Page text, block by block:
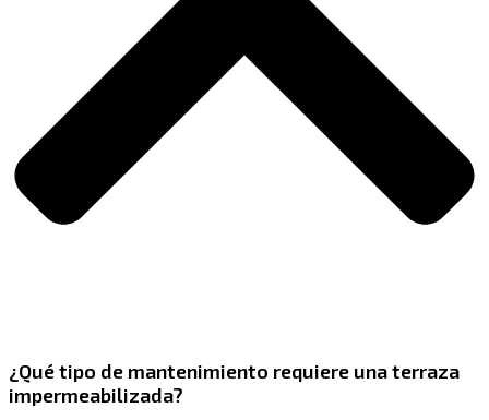
¿Qué tipo de mantenimiento requiere una terraza
impermeabilizada?